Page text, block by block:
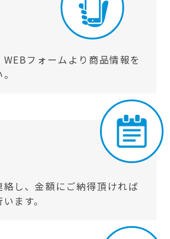
フォームより商品情報を
し、金額にご納得頂ければ
ます。